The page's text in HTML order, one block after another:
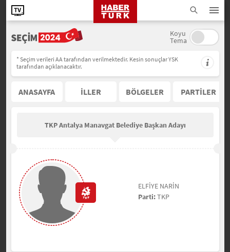
Koyu
Tema
* Seçim verileri AA tarafından verilmektedir. Kesin sonuçlar YSK
tarafından açıklanacaktır.
ANASAYFA İLLER BÖLGELER PARTİLER
TKP Antalya Manavgat Belediye Başkan Adayı
ELFİYE NARİN
Parti:TKP